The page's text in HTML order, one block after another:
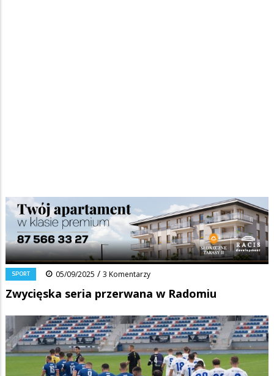
Ścieżka
nawigacyjna
Strona główna/Wiadomości/Sport
Zwycięska seria przerwana w Radomiu
FacebookPinterestTumblr
0 Reddit Share
SPORT 05/09/2025 / 3 Komentarzy
Zwycięska seria przerwana w Radomiu